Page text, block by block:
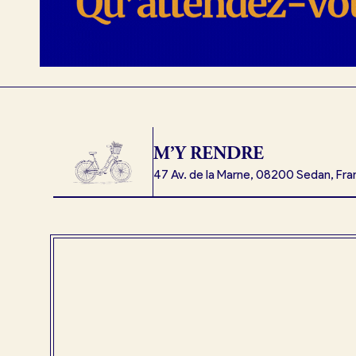
M’Y RENDRE
47 Av. de la Marne, 08200 Sedan,